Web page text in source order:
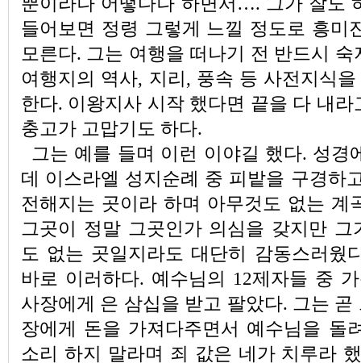
들어보면 정령 그렇게 느낄 정도로 흥미
모른다. 그는 여행을 떠나기 전 반드시
여행지의 역사, 지리, 풍속 등 사전지식
한다. 이왕지사 시작 했다면 끝을 다 내
충고가 고맙기도 하다.
그는 예를 들며 이런 이야길 했다. 성경
데 이스라엘 성지순례 중 피밭을 구경하
전해지는 곳이라 하며 아무것도 없는 계
그곳이 정말 그곳인가 의심을 갖지만
도 없는 곳일지라도 대단히 감동스러웠
바로 이러하다. 예수님의 12제자들 중
사장에게 은 삼십을 받고 팔았다. 그는
장에게 돈을 가져다주면서 예수님을 돌
소리 하지 말라며 죄 값은 네가 치루라